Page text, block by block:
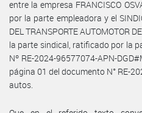
entre la empresa FRANCISCO
por la parte empleadora y el
DEL TRANSPORTE AUTOMOTOR
la parte sindical, ratificado por la
Nº RE-2024-96577074-APN-
página 01 del documento N° RE-
autos.